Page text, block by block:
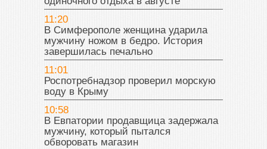
11:20
В Симферополе женщина ударила
мужчину ножом в бедро. История
завершилась печально
11:01
Роспотребнадзор проверил морскую
воду в Крыму
10:58
В Евпатории продавщица задержала
мужчину, который пытался
обворовать магазин